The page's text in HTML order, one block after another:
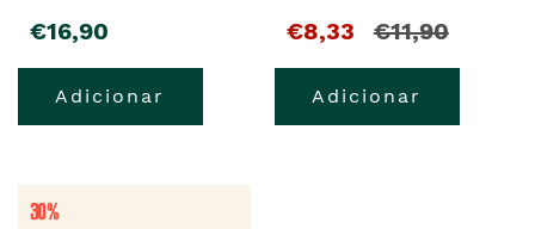
precio
€16,90
Adicionar
El
precio
actual
€8,33
y
el
precio
€11,90
Adicionar